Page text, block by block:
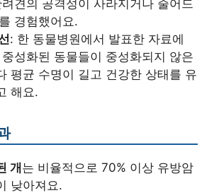
견의 공격성이 사라지거나 줄어드
경험했어요.
: 한 동물병원에서 발표한 자료에
성화된 동물들이 중성화되지 않은
평균 수명이 길고 건강한 상태를 유
해요.
개는 비율적으로 70% 이상 유방암
낮아져요.